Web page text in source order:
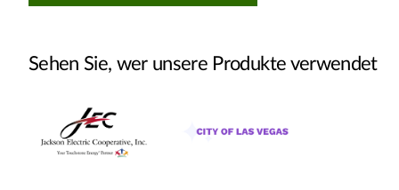
Sehen Sie, wer unsere Produkte verwendet